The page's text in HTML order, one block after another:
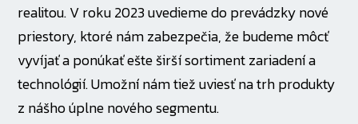
realitou. V roku 2023 uvedieme do prevádzky nové
priestory, ktoré nám zabezpečia, že budeme môcť
vyvíjať a ponúkať ešte širší sortiment zariadení a
technológií. Umožní nám tiež uviesť na trh produkty
z nášho úplne nového segmentu.